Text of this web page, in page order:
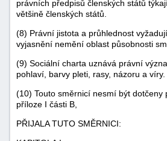
právních předpisů členských států
většině členských států.
(8) Právní jistota a průhlednost
vyjasnění nemění oblast působnosti
(9) Sociální charta uznává právní
pohlaví, barvy pleti, rasy, názoru a víry.
(10) Touto směrnicí nesmí být
příloze I části B,
PŘIJALA TUTO SMĚRNICI: